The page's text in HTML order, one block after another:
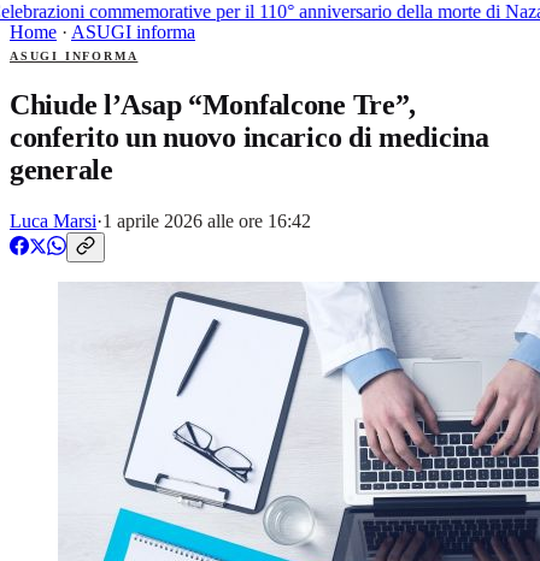
commemorative per il 110° anniversario della morte di
Home · ASUGI informa
ASUGI INFORMA
Chiude l’Asap “Monfalcone Tre”,
conferito un nuovo incarico di medicina
generale
Luca Marsi·1 aprile 2026 alle ore 16:42